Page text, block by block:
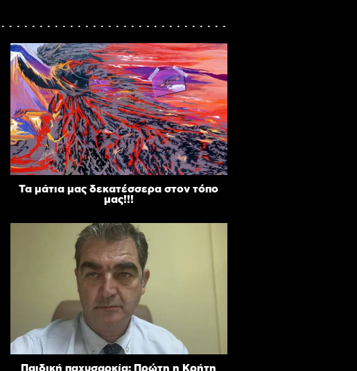
Τα μάτια μας δεκατέσσερα στον τόπο
μας!!!
Παιδική παχυσαρκία: Πρώτη η Κρήτη